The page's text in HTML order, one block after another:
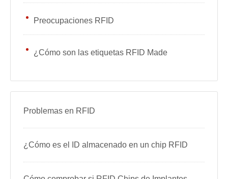
Preocupaciones RFID
¿Cómo son las etiquetas RFID Made
Problemas en RFID
¿Cómo es el ID almacenado en un chip RFID